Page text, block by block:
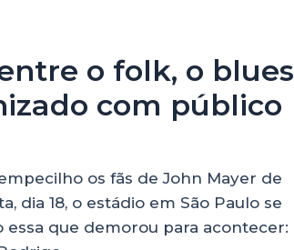
o folk, o blues
com público
os fãs de John Mayer de
dia 18, o estádio em São Paulo se
que demorou para acontecer: